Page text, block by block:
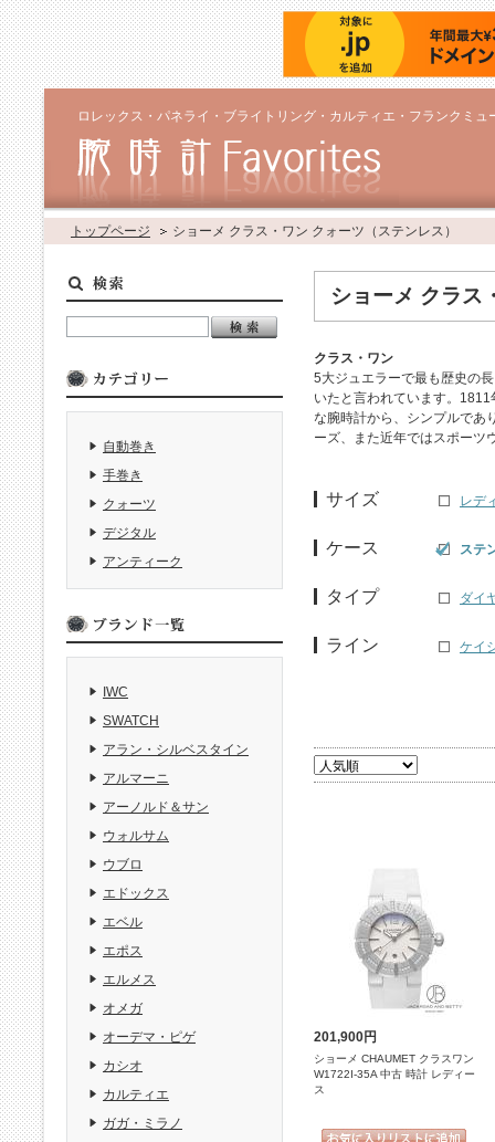
ロレックス・パネライ・ブライトリング・カルティエ・フランクミ
トップページ ショーメ クラス・ワン クォーツ（ステンレス）
ショーメ クラス
クラス・ワン
5大ジュエラーで最も歴史の
いたと言われています。
な腕時計から、シンプルであ
ーズ、また近年ではスポーツ
サイズ レデ
ケース ステ
タイプ ダイ
ライン ケイ
201,900円
ショーメ CHAUMET クラスワン
W1722I-35A 中古 時計 レディー
ス
自動巻き
手巻き
クォーツ
デジタル
アンティーク
IWC
SWATCH
アラン・シルベスタイン
アルマーニ
アーノルド＆サン
ウォルサム
ウブロ
エドックス
エベル
エポス
エルメス
オメガ
オーデマ・ピゲ
カシオ
カルティエ
ガガ・ミラノ